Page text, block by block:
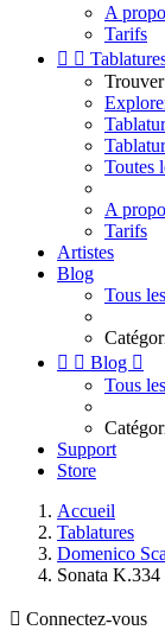
A
Tarifs
 
Toutes
A
Tarifs
Artistes
Blog
Tous
  Blog 
Tous
Support
Store
Accueil
Tablatures
Domenico
Sonata
 Connectez-vous